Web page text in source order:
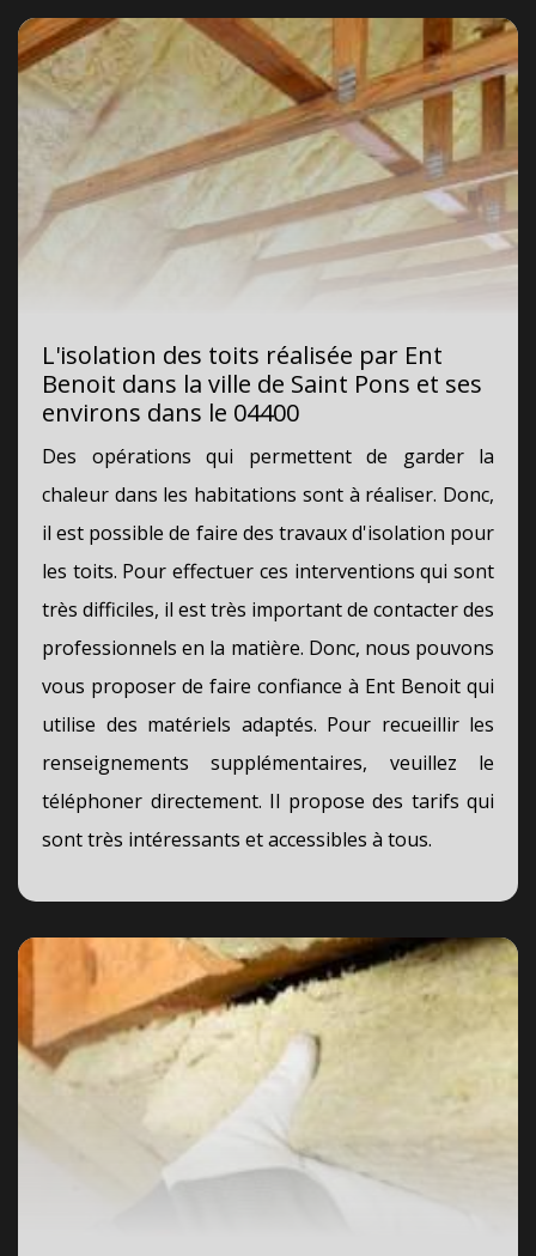
L'isolation des toits réalisée par Ent
Benoit dans la ville de Saint Pons et ses
environs dans le 04400
Des opérations qui permettent de garder la
chaleur dans les habitations sont à réaliser. Donc,
il est possible de faire des travaux d'isolation pour
les toits. Pour effectuer ces interventions qui sont
très difficiles, il est très important de contacter des
professionnels en la matière. Donc, nous pouvons
vous proposer de faire confiance à Ent Benoit qui
utilise des matériels adaptés. Pour recueillir les
renseignements supplémentaires, veuillez le
téléphoner directement. Il propose des tarifs qui
sont très intéressants et accessibles à tous.